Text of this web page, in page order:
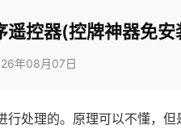
遥控器(控牌神器免安
年08月07日
处理的。原理可以不懂，